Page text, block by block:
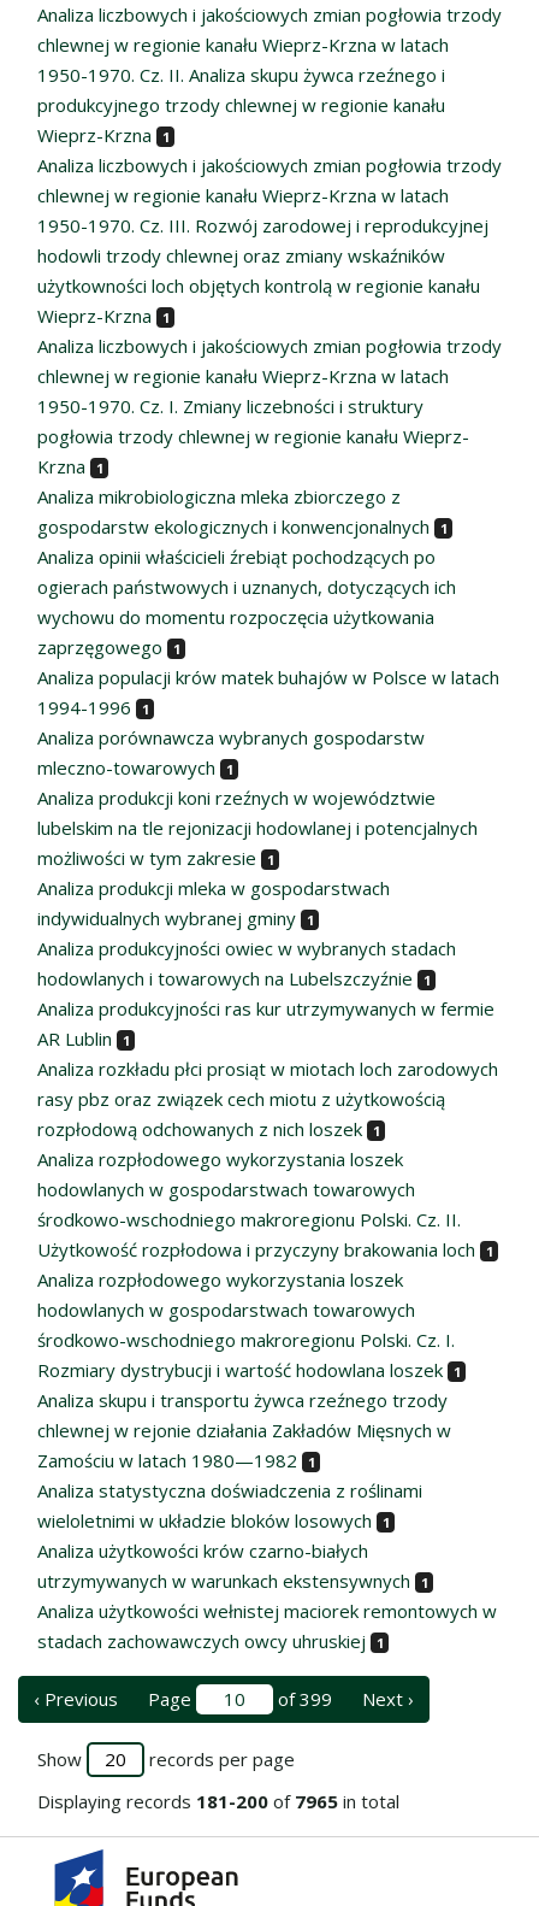
Analiza liczbowych i jakościowych zmian pogłowia trzody
chlewnej w regionie kanału Wieprz-Krzna w latach
1950-1970. Cz. II. Analiza skupu żywca rzeźnego i
produkcyjnego trzody chlewnej w regionie kanału
Wieprz-Krzna
1
Analiza liczbowych i jakościowych zmian pogłowia trzody
chlewnej w regionie kanału Wieprz-Krzna w latach
1950-1970. Cz. III. Rozwój zarodowej i reprodukcyjnej
hodowli trzody chlewnej oraz zmiany wskaźników
użytkowności loch objętych kontrolą w regionie kanału
Wieprz-Krzna
1
Analiza liczbowych i jakościowych zmian pogłowia trzody
chlewnej w regionie kanału Wieprz-Krzna w latach
1950-1970. Cz. I. Zmiany liczebności i struktury
pogłowia trzody chlewnej w regionie kanału Wieprz-
Krzna
1
Analiza mikrobiologiczna mleka zbiorczego z
gospodarstw ekologicznych i konwencjonalnych
1
Analiza opinii właścicieli źrebiąt pochodzących po
ogierach państwowych i uznanych, dotyczących ich
wychowu do momentu rozpoczęcia użytkowania
zaprzęgowego
1
Analiza populacji krów matek buhajów w Polsce w latach
1994-1996
1
Analiza porównawcza wybranych gospodarstw
mleczno-towarowych
1
Analiza produkcji koni rzeźnych w województwie
lubelskim na tle rejonizacji hodowlanej i potencjalnych
możliwości w tym zakresie
1
Analiza produkcji mleka w gospodarstwach
indywidualnych wybranej gminy
1
Analiza produkcyjności owiec w wybranych stadach
hodowlanych i towarowych na Lubelszczyźnie
1
Analiza produkcyjności ras kur utrzymywanych w fermie
AR Lublin
1
Analiza rozkładu płci prosiąt w miotach loch zarodowych
rasy pbz oraz związek cech miotu z użytkowością
rozpłodową odchowanych z nich loszek
1
Analiza rozpłodowego wykorzystania loszek
hodowlanych w gospodarstwach towarowych
środkowo-wschodniego makroregionu Polski. Cz. II.
Użytkowość rozpłodowa i przyczyny brakowania loch
1
Analiza rozpłodowego wykorzystania loszek
hodowlanych w gospodarstwach towarowych
środkowo-wschodniego makroregionu Polski. Cz. I.
Rozmiary dystrybucji i wartość hodowlana loszek
1
Analiza skupu i transportu żywca rzeźnego trzody
chlewnej w rejonie działania Zakładów Mięsnych w
Zamościu w latach 1980—1982
1
Analiza statystyczna doświadczenia z roślinami
wieloletnimi w układzie bloków losowych
1
Analiza użytkowości krów czarno-białych
utrzymywanych w warunkach ekstensywnych
1
Analiza użytkowości wełnistej maciorek remontowych w
stadach zachowawczych owcy uhruskiej
1
‹ Previous Page of 399 Next ›
Show
records per page
Displaying records 181-200 of 7965 in total